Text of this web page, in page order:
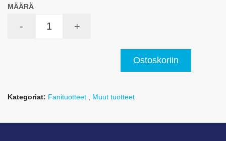
MÄÄRÄ
- +
Ostoskoriin
Kategoriat: Fanituotteet Muut tuotteet